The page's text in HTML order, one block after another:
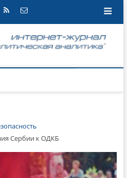
Сербии к ОДКБ